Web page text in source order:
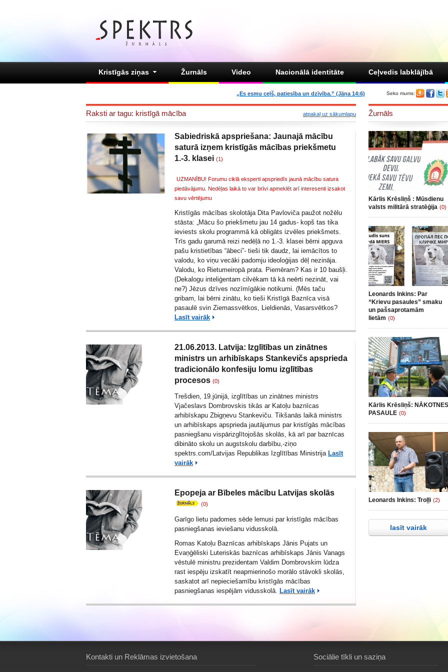
Kristīgās ziņas Žurnāls Video Nacionālā identitāte Ceļvedis labklājībā
Seko mums:
„Es esmu ceļš, patiesība un dzīvība.” (Jāņa 14:6)
Raksti ar tagu: kristīgā mācība atpakaļ uz sākumlapu
Sabiedriskā apspriešana: Jaunajā mācību
saturā izņem kristīgās mācības priekšmetu
1.-3. klasei (1)
UZMANĪBU! Forumu ciklā eksperti apspriedīs jaunā mācību satura
piedāvājumu. Nedēļas laikā to var brīvi apmeklēt arī interesenti izsakot
savu vērtējumu
Kristīgās mācības skolotāja Dita Pavloviča paužot nožēlu
stāsta: „Mācu šo priekšmetu jau 14 gadus- kopš tas tika
ieviests skolu programmā kā obligāts izvēles priekšmets.
Trīs gadu garumā reizi nedēļā no 1.-3. klasei bērni apguva
pašu kristietības “ābeci”- tieši tik daudz, lai iemācītos to
valodu, ko viņu vecāki padomju ideoloģijas dēļ nezināja.
Valodu, ko Rietumeiropā prata. Piemēram? Kas ir 10 baušļi.
(Dekalogu inteliģentam cilvēkam tā kā neērti nezināt, vai
ne?) Jēzus dzīves nozīmīgākie notikumi. (Mēs taču
gribam, lai bērni zinātu, ko tieši Kristīgā Baznīca visā
pasaulē svin Ziemassvētkos, Lieldienās, Vasarsvētkos?
Lasīt vairāk
21.06.2013. Latvija: Izglītības un zinātnes
ministrs un arhibīskaps Stankevičs apsprieda
tradicionālo konfesiju lomu izglītības
procesos (0)
Trešdien, 19.jūnijā, izglītības un zinātnes ministrs
Vjačeslavs Dombrovskis tikās ar Katoļu baznīcas
arhibīskapu Zbigņevu Stankeviču. Tikšanās laikā ministrs
un arhibīskaps apsprieda jautājumus par kristīgās mācības
pasniegšanu vispārizglītojošās skolās, kā arī par baznīcas
dibināto skolu un augstskolu darbību,-ziņo
spektrs.com/Latvijas Republikas Izglītības Ministrija Lasīt
vairāk
Epopeja ar Bībeles mācību Latvijas skolās
(0)
Garīgo lietu padomes sēde lemusi par kristīgās mācības
pasniegšanas ieviešanu vidusskolā.
Romas Katoļu Baznīcas arhibīskaps Jānis Pujats un
Evaņģēliski Luteriskās baznīcas arhibīskaps Jānis Vanags
vēstulē ministru prezidentam Valdim Dombrovskim lūdza
rast iespēju izskatīt neapmierinošo morālo stāvokli skolās,
saskatot arī nepieciešamību kristīgās mācības
pasniegšanas iespējām vidusskolā. Lasīt vairāk
Žurnāls
Kārlis Krēsliņš : Mūsdienu
valsts militārā stratēģija (0)
Leonards Inkins: Par
“Krievu pasaules” smaku
un pašsaprotamām
lietām (0)
Kārlis Krēsliņš: NĀKOTNES
PASAULE (0)
Leonards Inkins: Troļļi (2)
lasīt vairāk
Kontakti un Reklāmas izvietošana Sociālie tīkli un saziņa